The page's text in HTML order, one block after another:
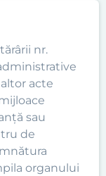
nr.
acte
sau
de
organului